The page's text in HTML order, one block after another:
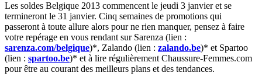
Les soldes Belgique 2013 commencent le jeudi 3 janvier et se
termineront le 31 janvier. Cinq semaines de promotions qui
passeront à toute allure alors pour ne rien manquer, pensez à faire
votre repérage en vous rendant sur Sarenza (lien :
sarenza.com/belgique)*, Zalando (lien : zalando.be)* et Spartoo
(lien : spartoo.be)* et à lire régulièrement Chaussure-Femmes.com
pour être au courant des meilleurs plans et des tendances.